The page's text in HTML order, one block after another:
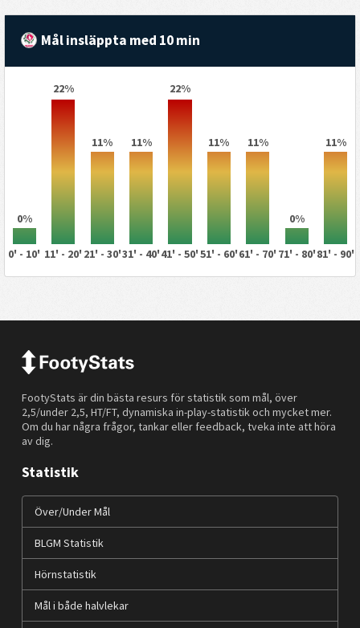
Mål insläppta med 10 min
0%
22%
11% 11%
22%
11% 11%
0%
11%
0' - 10' 11' - 20' 21' - 30'31' - 40'41' - 50'51' - 60'61' - 70' 71' - 80'81' - 90'
FootyStats är din bästa resurs för statistik som mål, över
2,5/under 2,5, HT/FT, dynamiska in-play-statistik och mycket mer.
Om du har några frågor, tankar eller feedback, tveka inte att höra
av dig.
Statistik
Över/Under Mål
BLGM Statistik
Hörnstatistik
Mål i både halvlekar